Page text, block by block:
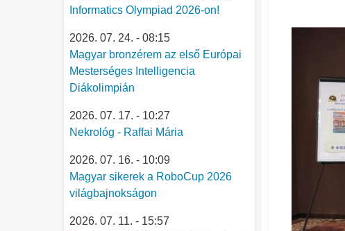
Informatics Olympiad 2026-on!
2026. 07. 24. - 08:15
Magyar bronzérem az első Európai
Mesterséges Intelligencia
Diákolimpián
2026. 07. 17. - 10:27
Nekrológ - Raffai Mária
2026. 07. 16. - 10:09
Magyar sikerek a RoboCup 2026
világbajnokságon
2026. 07. 11. - 15:57